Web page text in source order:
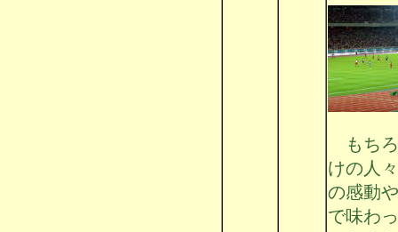
もちろ
けの人
の感動
で味わ